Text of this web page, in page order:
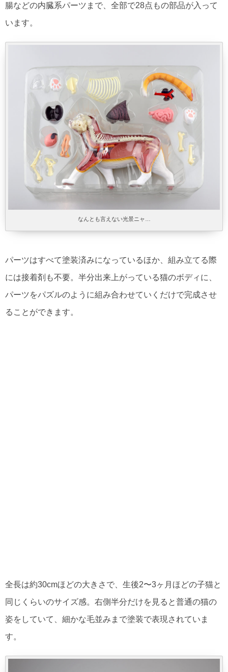
腸などの内臓系パーツまで、全部で28点もの部品が入って
います。
なんとも言えない光景ニャ…
パーツはすべて塗装済みになっているほか、組み立てる際
には接着剤も不要。半分出来上がっている猫のボディに、
パーツをパズルのように組み合わせていくだけで完成させ
ることができます。
全長は約30cmほどの大きさで、生後2〜3ヶ月ほどの子猫と
同じくらいのサイズ感。右側半分だけを見ると普通の猫の
姿をしていて、細かな毛並みまで塗装で表現されていま
す。